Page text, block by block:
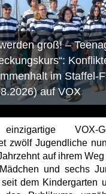
groß! –
im Staffel-
auf VOX
VOX-
zwölf Jugendliche
auf ihrem
und sechs
seit dem Kindergarten